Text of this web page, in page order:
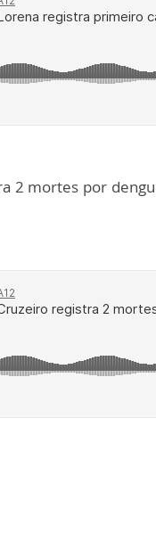
2 mortes por